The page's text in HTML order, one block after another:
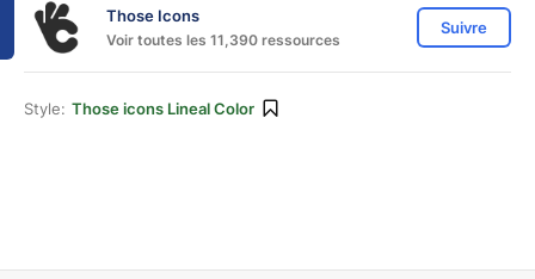
Those Icons
Voir toutes les 11,390 ressources
Suivre
Style: Those icons Lineal Color